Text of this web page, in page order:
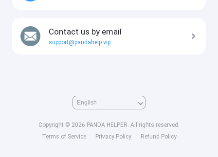
Contact us by email
support@pandahelp.vip
Copyright © 2026 PANDA HELPER. All rights reserved.
Terms of Service
Privacy Policy Refund Policy